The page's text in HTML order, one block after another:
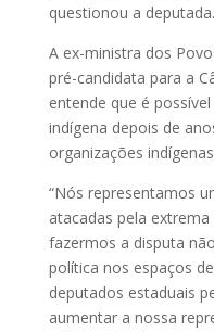
questionou a deputada.
A ex-ministra dos
pré-candidata para a
entende que é
indígena depois de
organizações
“Nós representamos
atacadas pela
fazermos a disputa
política nos espaços
deputados estaduais
aumentar a nossa